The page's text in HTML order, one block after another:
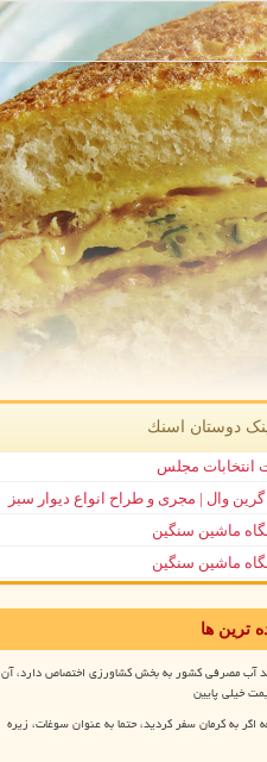
دوستان اسنك
انتخابات مجلس
وال | مجری و طراح انواع دیوار سبز
ماشین سنگین
ماشین سنگین
ترین ها
آب مصرفی کشور به بخش کشاورزی اختصاص دارد، آن
خیلی پایین
اگر به کرمان سفر کردید، حتما به عنوان سوغات، زیره